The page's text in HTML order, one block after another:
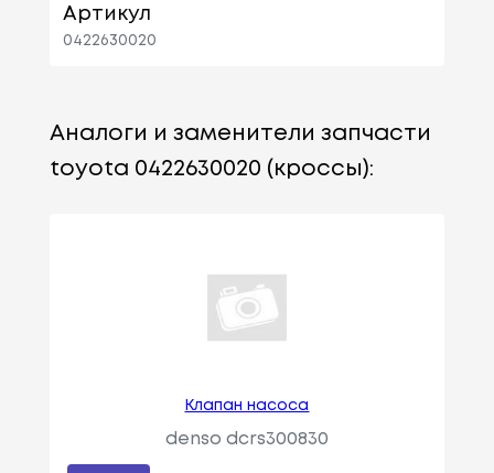
Артикул
0422630020
Аналоги и заменители запчасти
toyota 0422630020 (кроссы):
Клапан насоса
denso dcrs300830